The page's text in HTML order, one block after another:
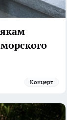
Концерт